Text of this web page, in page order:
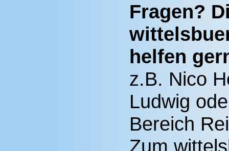
Fragen?
helfen
z.B. Nico
Ludwig
Bereich
Zum